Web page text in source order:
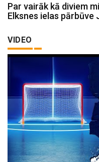
Par vairāk kā diviem
Elksnes ielas pārbūve
VIDEO